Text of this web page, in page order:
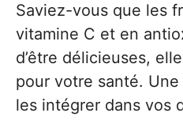
Saviez-vous que les
vitamine C et en
d’être délicieuses,
pour votre santé.
les intégrer dans vos